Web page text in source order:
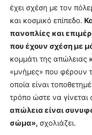
έχει σχέση με τον
και κοσμικό επίπεδο.
πανοπλίες και
που έχουν σχέση με
κομμάτι της απώλειας
«μνήμες» που φέρουν
οποία είναι
τρόπο ώστε να γίνεται
απώλεια είναι
σώμα», σχολιάζει.